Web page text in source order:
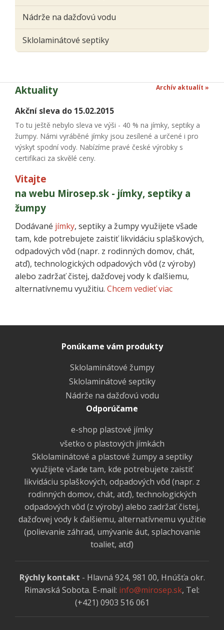
Nádrže na dažďovú vodu
Sklolaminátové septiky
Aktuality Archív aktualít »
Akční sleva do 15.02.2015
To tu ještě nebylo sleva ve výši - 40 % na jímky, septiky a
žumpy. Námi vyráběné jímky jsou zesílené a určené i pro
výskyt spodní vody. Nabízíme pravé české výrobky s
certifikaci za skvělé ceny.
Vitajte
na webu Mirosep.sk - jímky, septiky a
žumpy
Dodávané jímky, septiky a žumpy využijete všade
tam, kde potrebujete zaistiť likvidáciu splaškových,
odpadových vôd (napr. z rodinných domov, chát,
atď), technologických odpadových vôd (z výroby)
alebo zadržať čistej, dažďovej vody k ďalšiemu,
alternatívnemu využitiu. Chcem vedieť viac
Ponúkame vám produkty
Sklolaminátové žumpy
Sklolaminátové septiky
Nádrže na dažďovú vodu
Odporúčame
e-shop plastové jímky
všetko o plastových jímkách
Sklolaminátové a plastové žumpy a septiky
využijete všade tam, kde potrebujete zaistiť
likvidáciu splaškových, odpadových vôd (napr. z
rodinných domov, chát, atď), technologických
odpadových vôd (z výroby) alebo zadržať čistej,
dažďovej vody k ďalšiemu, alternatívnemu využitie
(polievanie záhrad, umývanie áut, splachovanie
toaliet, atď)
Rýchly kontakt - Hlavná 924, 981 00, Hnúšťa okr.
Rimavská Sobota. E-mail: info@mirosep.sk, Tel:
(+421) 0903 516 061